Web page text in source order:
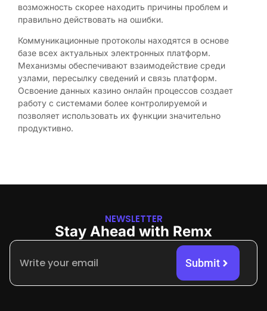
возможность скорее находить причины проблем и
правильно действовать на ошибки.
Коммуникационные протоколы находятся в основе
базе всех актуальных электронных платформ.
Механизмы обеспечивают взаимодействие среди
узлами, пересылку сведений и связь платформ.
Освоение данных казино онлайн процессов создает
работу с системами более контролируемой и
позволяет использовать их функции значительно
продуктивно.
NEWSLETTER
Stay Ahead with Remx
Submit